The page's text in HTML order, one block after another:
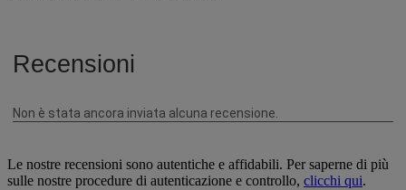
Le nostre recensioni sono autentiche e affidabili. Per saperne di più
sulle nostre procedure di autenticazione e controllo, clicchi qui.